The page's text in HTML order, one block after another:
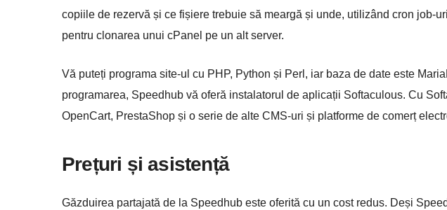
copiile de rezervă și ce fișiere trebuie să meargă și unde, utilizând cron job-
pentru clonarea unui cPanel pe un alt server.
Vă puteți programa site-ul cu PHP, Python și Perl, iar baza de date este
programarea, Speedhub vă oferă instalatorul de aplicații Softaculous. Cu
OpenCart, PrestaShop și o serie de alte CMS-uri și platforme de comerț
Prețuri și asistență
Găzduirea partajată de la Speedhub este oferită cu un cost redus. Deși